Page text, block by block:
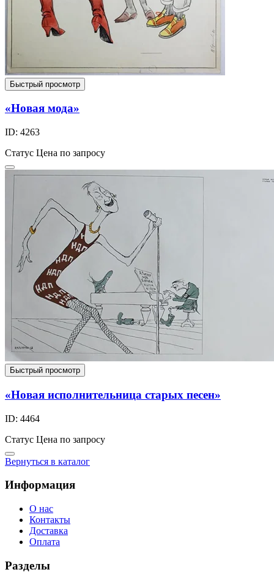
Быстрый просмотр
«Новая мода»
ID: 4263
Статус Цена по запросу
Быстрый просмотр
«Новая исполнительница старых песен»
ID: 4464
Статус Цена по запросу
Вернуться в каталог
Информация
О нас
Контакты
Доставка
Оплата
Разделы